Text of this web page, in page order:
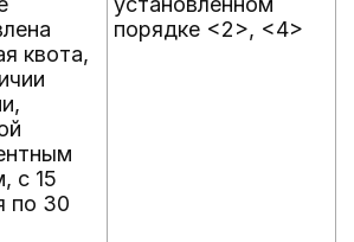
квота,
с 15
по 30
порядке <2>, <4>